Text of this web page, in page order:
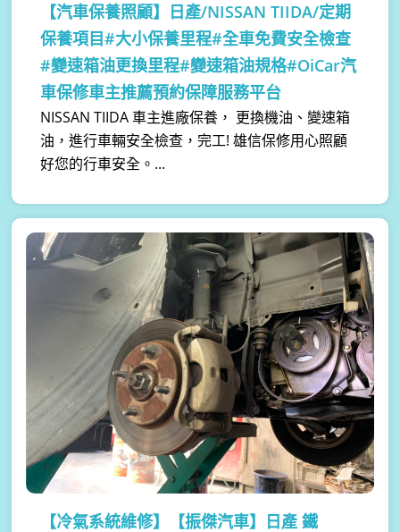
【汽車保養照顧】 日產/NISSAN TIIDA/定期
保養項目#大小保養里程#全車免費安全檢查
#變速箱油更換里程#變速箱油規格#OiCar汽
車保修車主推薦預約保障服務平台
NISSAN TIIDA 車主進廠保養， 更換機油、變速箱
油，進行車輛安全檢查，完工! 雄信保修用心照顧
好您的行車安全。...
【冷氣系統維修】
【振傑汽車】日產 鐵